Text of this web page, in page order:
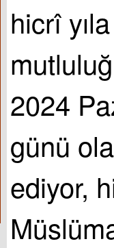
hicrî
2024
günü
ediyor,